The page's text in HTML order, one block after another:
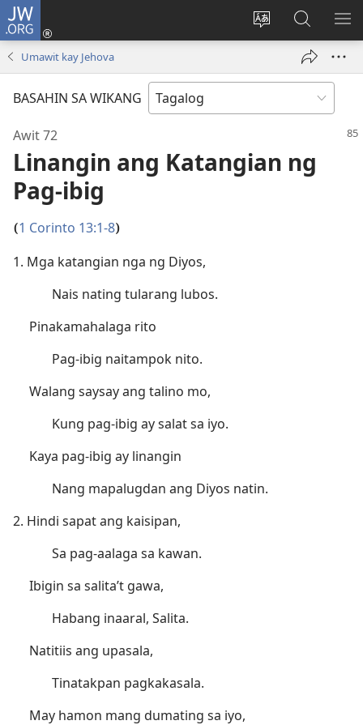
JW.ORG
Baguhin
ng
Mag-
log
bubukas
sa
JW.ORG
Umawit kay Jehova
BASAHIN SA WIKANG
Awit 72
Linangin ang Katangian ng
Pag-ibig
(1 Corinto 13:1-8)
1. Mga katangian nga ng Diyos,
Nais nating tularang lubos.
Pinakamahalaga rito
Pag-ibig naitampok nito.
Walang saysay ang talino mo,
Kung pag-ibig ay salat sa iyo.
Kaya pag-ibig ay linangin
Nang mapalugdan ang Diyos natin.
2. Hindi sapat ang kaisipan,
Sa pag-aalaga sa kawan.
Ibigin sa salita’t gawa,
Habang inaaral, Salita.
Natitiis ang upasala,
Tinatakpan pagkakasala.
May hamon mang dumating sa iyo,